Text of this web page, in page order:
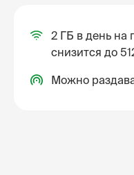
2 ГБ в день на
снизится до
Можно